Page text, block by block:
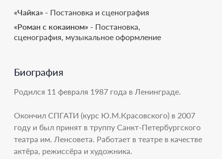
«Чайка» - Постановка и сценография
«Роман с кокаином» - Постановка,
сценография, музыкальное оформление
Биография
Родился 11 февраля 1987 года в Ленинграде.
Окончил СПГАТИ (курс Ю.М.Красовского) в 2007
году и был принят в труппу Санкт-Петербургского
театра им. Ленсовета. Работает в театре в качестве
актёра, режиссёра и художника.